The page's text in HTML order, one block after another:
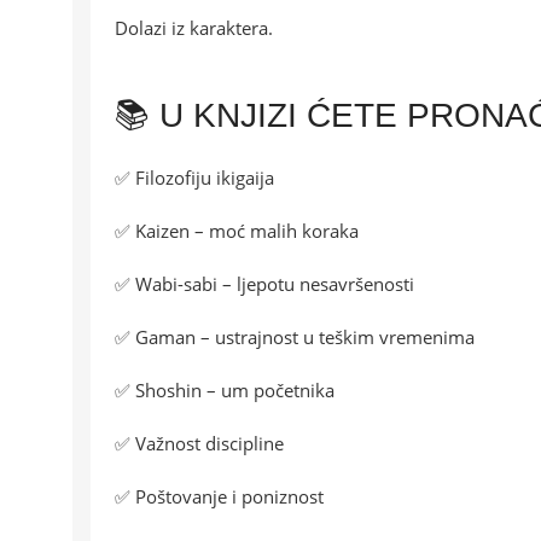
Dolazi iz karaktera.
📚 U KNJIZI ĆETE
✅ Filozofiju ikigaija
✅ Kaizen – moć malih koraka
✅ Wabi-sabi – ljepotu nesavršenosti
✅ Gaman – ustrajnost u teškim vremenima
✅ Shoshin – um početnika
✅ Važnost discipline
✅ Poštovanje i poniznost